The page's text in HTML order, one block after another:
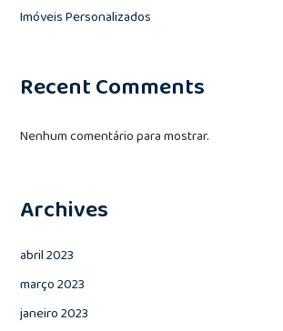
Imóveis Personalizados
Recent Comments
Nenhum comentário para mostrar.
Archives
abril 2023
março 2023
janeiro 2023